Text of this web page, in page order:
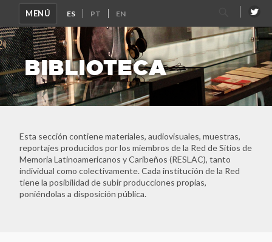
MENÚ
Buscar
por:
BIBLIOTECA
Esta sección contiene materiales, audiovisuales, muestras,
reportajes producidos por los miembros de la Red de Sitios de
Memoria Latinoamericanos y Caribeños (RESLAC), tanto
individual como colectivamente. Cada institución de la Red
tiene la posibilidad de subir producciones propias,
poniéndolas a disposición pública.